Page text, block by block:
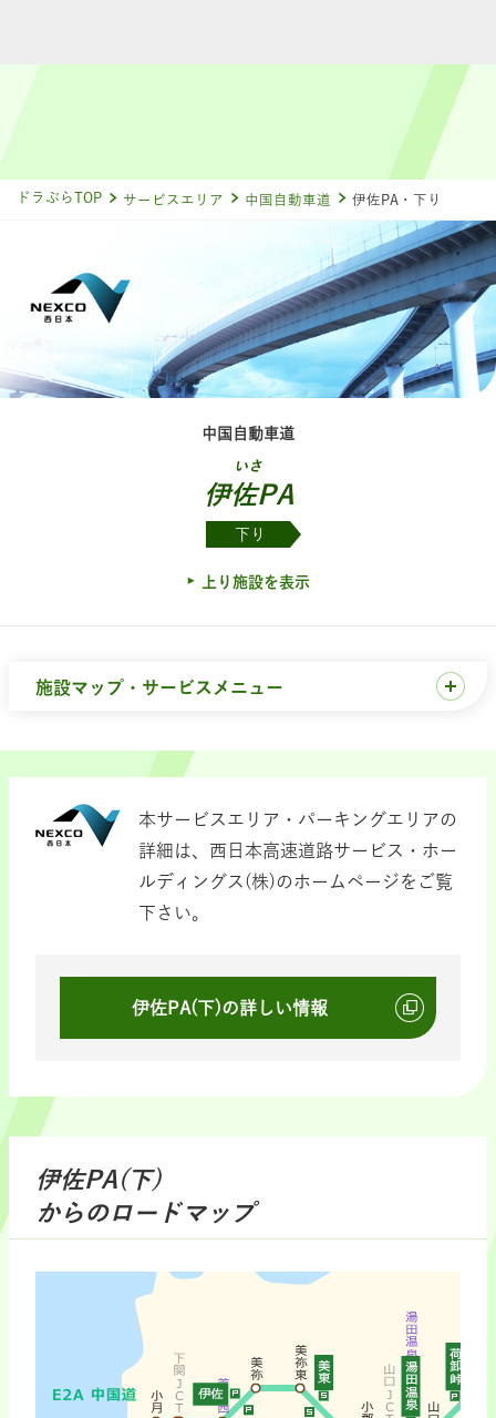
ドラぷらTOP サービスエリア 中国自動車道 伊佐PA・下り
中国自動車道
いさ
伊佐PA
下り
上り施設を表示
施設マップ・サービスメニュー
本サービスエリア・パーキングエリアの
詳細は、西日本高速道路サービス・ホー
ルディングス(株)のホームページをご覧
下さい。
伊佐PA(下)の詳しい情報
伊佐PA(下)
からのロードマップ